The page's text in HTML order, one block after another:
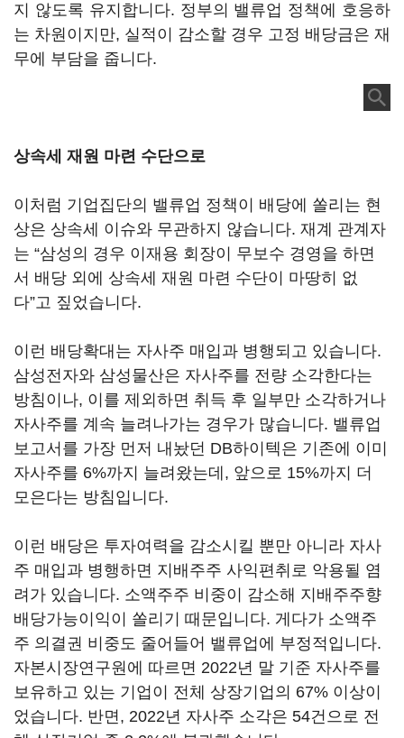
지 않도록 유지합니다. 정부의 밸류업 정책에 호응하
는 차원이지만, 실적이 감소할 경우 고정 배당금은 재
무에 부담을 줍니다.
상속세 재원 마련 수단으로
이처럼 기업집단의 밸류업 정책이 배당에 쏠리는 현
상은 상속세 이슈와 무관하지 않습니다. 재계 관계자
는 “삼성의 경우 이재용 회장이 무보수 경영을 하면
서 배당 외에 상속세 재원 마련 수단이 마땅히 없
다”고 짚었습니다.
이런 배당확대는 자사주 매입과 병행되고 있습니다.
삼성전자와 삼성물산은 자사주를 전량 소각한다는
방침이나, 이를 제외하면 취득 후 일부만 소각하거나
자사주를 계속 늘려나가는 경우가 많습니다. 밸류업
보고서를 가장 먼저 내놨던 DB하이텍은 기존에 이미
자사주를 6%까지 늘려왔는데, 앞으로 15%까지 더
모은다는 방침입니다.
이런 배당은 투자여력을 감소시킬 뿐만 아니라 자사
주 매입과 병행하면 지배주주 사익편취로 악용될 염
려가 있습니다. 소액주주 비중이 감소해 지배주주향
배당가능이익이 쏠리기 때문입니다. 게다가 소액주
주 의결권 비중도 줄어들어 밸류업에 부정적입니다.
자본시장연구원에 따르면 2022년 말 기준 자사주를
보유하고 있는 기업이 전체 상장기업의 67% 이상이
었습니다. 반면, 2022년 자사주 소각은 54건으로 전